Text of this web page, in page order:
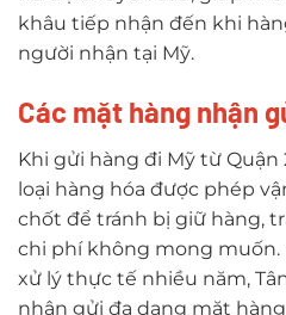
khâu tiếp nhận đến khi
người nhận tại Mỹ.
Các mặt hàng nhận
Khi gửi hàng đi Mỹ từ Quận
loại hàng hóa được phép
chốt để tránh bị giữ hàng,
chi phí không mong
xử lý thực tế nhiều năm,
nhận gửi đa dạng mặt